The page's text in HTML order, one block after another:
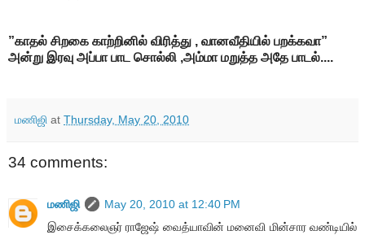
”காதல் சிறகை காற்றினில் விரித்து , வானவீதியில் பறக்கவா”
அன்று இரவு அப்பா பாட சொல்லி ,அம்மா மறுத்த அதே பாடல்....
மணிஜி at Thursday, May 20, 2010
34 comments:
மணிஜி
May 20, 2010 at 12:40 PM
இசைக்கலைஞர் ராஜேஷ் வைத்யாவின் மனைவி மின்சார வண்டியில்